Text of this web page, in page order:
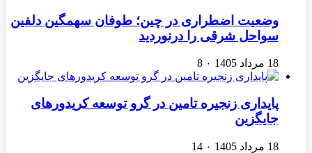
وضعیت اضطراری در چین؛ طوفان سهمگین دلفین
سواحل شرقی را درنوردید
18 مرداد 1405 ۰ 8
پایداری زنجیره تامین در گرو توسعه کریدورهای
جایگزین
18 مرداد 1405 ۰ 14